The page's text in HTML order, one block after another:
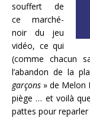
souffert de
ce marché-
noir du jeu
vidéo, ce qui
(comme chacun
l’abandon de la
garçons » de Melon
piège … et voilà
pattes pour reparler